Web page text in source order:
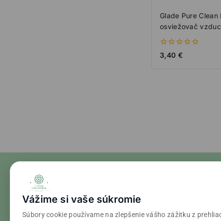
Glade Pure Clean
osviežovač
0
3,40 €
Vážime si vaše súkromie
Súbory cookie používame na zlepšenie vášho zážitku z